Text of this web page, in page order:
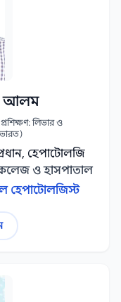
আলম
লিভার ও
ভারত)
হেপাটোলজি
ও হাসপাতাল
হেপাটোলজিস্ট